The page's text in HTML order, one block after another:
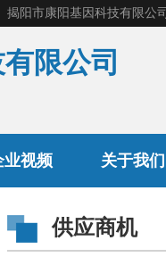
限公司
业视频 关于我们
供应商机